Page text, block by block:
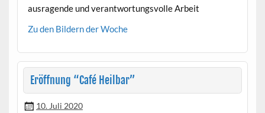
aus­ra­gende und ver­ant­wor­tungsvolle Arbeit
Zu den Bildern der Woche
Eröffnung “Café Heilbar”
10. Juli 2020